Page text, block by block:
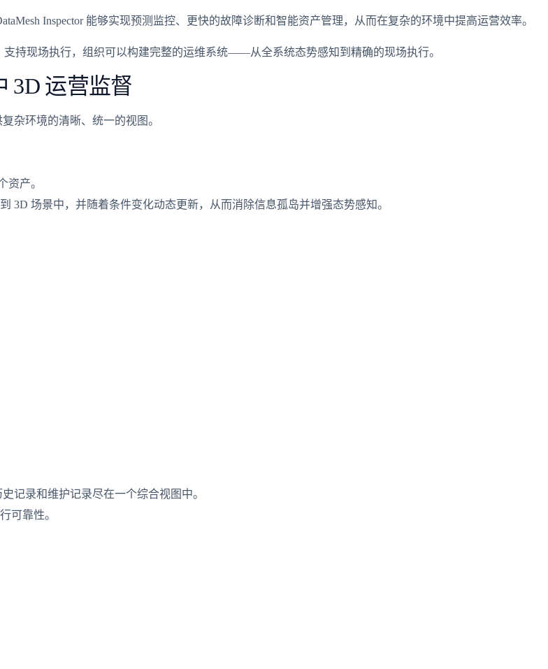
Inspector 能够实现预测监控、更快的故障诊断和智能资产管理，从而在复杂的环境中提高运营效率。
支持现场执行，组织可以构建完整的运维系统——从全系统态势感知到精确的现场执行。
3D 运营监督
杂环境的清晰、统一的视图。
资产。
3D 场景中，并随着条件变化动态更新，从而消除信息孤岛并增强态势感知。
记录和维护记录尽在一个综合视图中。
可靠性。